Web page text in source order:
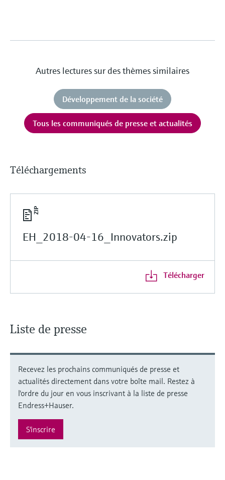
Autres lectures sur des thèmes similaires
Développement de la société
Tous les communiqués de presse et actualités
Téléchargements
EH_2018-04-16_Innovators.zip
Télécharger
Liste de presse
Recevez les prochains communiqués de presse et
actualités directement dans votre boîte mail. Restez à
l'ordre du jour en vous inscrivant à la liste de presse
Endress+Hauser.
S'inscrire